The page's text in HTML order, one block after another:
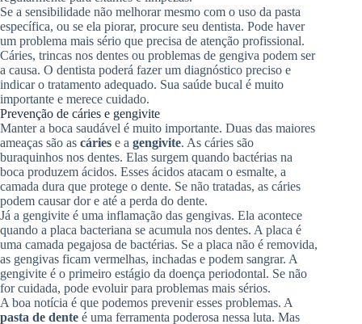
Se a sensibilidade não melhorar mesmo com o uso da pasta
específica, ou se ela piorar, procure seu dentista. Pode haver
um problema mais sério que precisa de atenção profissional.
Cáries, trincas nos dentes ou problemas de gengiva podem ser
a causa. O dentista poderá fazer um diagnóstico preciso e
indicar o tratamento adequado. Sua saúde bucal é muito
importante e merece cuidado.
Prevenção de cáries e gengivite
Manter a boca saudável é muito importante. Duas das maiores
ameaças são as cáries e a gengivite. As cáries são
buraquinhos nos dentes. Elas surgem quando bactérias na
boca produzem ácidos. Esses ácidos atacam o esmalte, a
camada dura que protege o dente. Se não tratadas, as cáries
podem causar dor e até a perda do dente.
Já a gengivite é uma inflamação das gengivas. Ela acontece
quando a placa bacteriana se acumula nos dentes. A placa é
uma camada pegajosa de bactérias. Se a placa não é removida,
as gengivas ficam vermelhas, inchadas e podem sangrar. A
gengivite é o primeiro estágio da doença periodontal. Se não
for cuidada, pode evoluir para problemas mais sérios.
A boa notícia é que podemos prevenir esses problemas. A
pasta de dente é uma ferramenta poderosa nessa luta. Mas